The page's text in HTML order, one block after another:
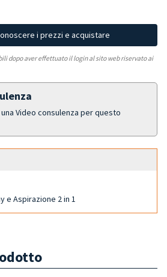
i prezzi e acquistare
dopo aver effettuato il login al sito web riservato ai
Video consulenza per questo
e Aspirazione 2 in 1